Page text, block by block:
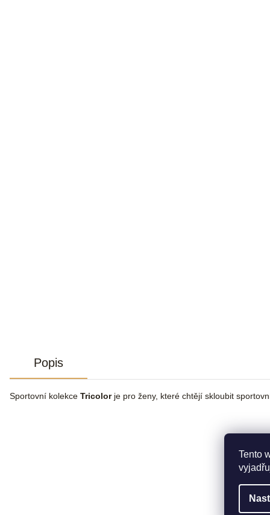
Tento
Popis
Sportovní kolekce Tricolorje pro ženy, které chtějí skloubit